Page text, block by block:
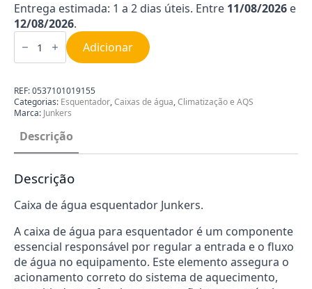
Entrega estimada: 1 a 2 dias úteis. Entre 11/08/2026 e
12/08/2026.
Quantidade
de
Automático
de
Esquentador
Junkers
8738710127
Adicionar
REF:0537101019155
Categorias: Esquentador,Caixas de água,Climatização e AQS
Marca: Junkers
Descrição
Descrição
Caixa de água esquentador Junkers.
A caixa de água para esquentador é um componente
essencial responsável por regular a entrada e o fluxo
de água no equipamento. Este elemento assegura o
acionamento correto do sistema de aquecimento,